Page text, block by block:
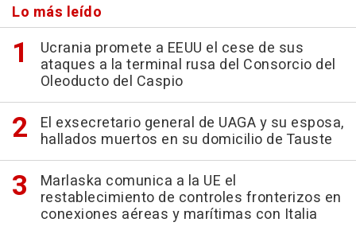
Lo más leído
Ucrania promete a EEUU el cese de sus
ataques a la terminal rusa del Consorcio del
Oleoducto del Caspio
El exsecretario general de UAGA y su esposa,
hallados muertos en su domicilio de Tauste
Marlaska comunica a la UE el
restablecimiento de controles fronterizos en
conexiones aéreas y marítimas con Italia